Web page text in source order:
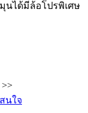
มุนได้มีล้อโปรพิเศษ
นใจ